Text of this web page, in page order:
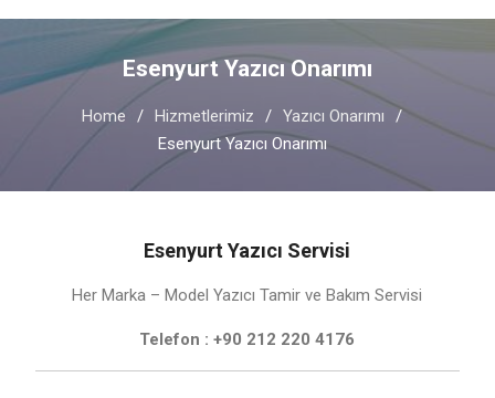
Esenyurt Yazıcı Onarımı
Home Hizmetlerimiz
Yazıcı Onarımı
Esenyurt Yazıcı Onarımı
Esenyurt Yazıcı Servisi
Her Marka – Model Yazıcı Tamir ve Bakım Servisi
Telefon : +90 212 220 4176